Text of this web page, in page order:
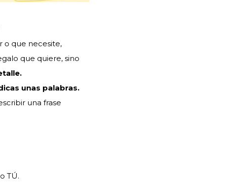
o que necesite,
que quiere, sino
unas palabras.
una frase
TÚ.